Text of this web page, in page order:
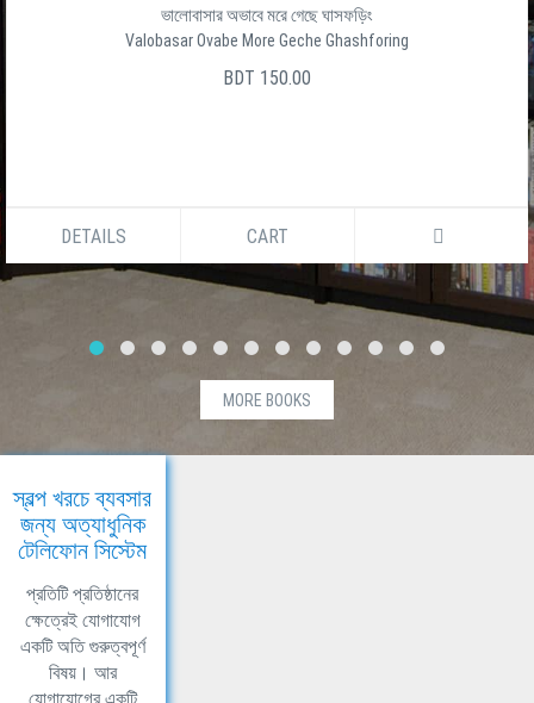
ভালোবাসার অভাবে মরে গেছে ঘাসফড়িং
Valobasar Ovabe More Geche Ghashforing
BDT 150.00
DETAILS CART
MORE BOOKS
স্বল্প খরচে ব্যবসার
জন্য অত্যাধুনিক
টেলিফোন সিস্টেম
প্রতিটি প্রতিষ্ঠানের
ক্ষেত্রেই যোগাযোগ
একটি অতি গুরুত্বপূর্ণ
বিষয়। আর